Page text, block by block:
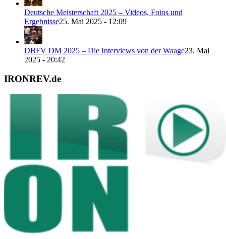
Deutsche Meisterschaft 2025 – Videos, Fotos und
Ergebnisse25. Mai 2025 - 12:09
DBFV DM 2025 – Die Interviews von der Waage23. Mai
2025 - 20:42
IRONREV.de